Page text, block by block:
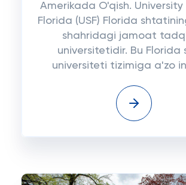
Amerikada O'qish. University
Florida (USF) Florida
shahridagi jamoat
universitetidir. Bu Florida
universiteti tizimiga a'zo